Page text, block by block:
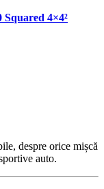
Squared 4×4²
despre orice mișcă
auto.